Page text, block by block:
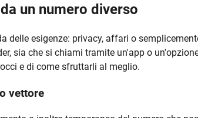
un numero diverso
delle esigenze: privacy, affari o
sia che si chiami tramite un'app o
e di come sfruttarli al meglio.
vettore